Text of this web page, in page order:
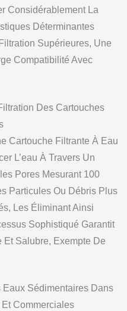
Considérablement La
Déterminantes
Supérieures, Une
Compatibilité Avec
Des Cartouches
Cartouche Filtrante À Eau
L’eau À Travers Un
Pores Mesurant 100
Particules Ou Débris Plus
Les Éliminant Ainsi
Sophistiqué Garantit
Et Salubre, Exempte De
Eaux Sédimentaires Dans
Commerciales